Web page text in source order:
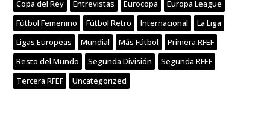
Copa del Rey
Entrevistas Eurocopa
Europa League
Fútbol Femenino
Fútbol Retro Internacional
La Liga
Ligas Europeas
Mundial Más Fútbol
Primera RFEF
Resto del Mundo
Segunda División
Segunda RFEF
Tercera RFEF
Uncategorized